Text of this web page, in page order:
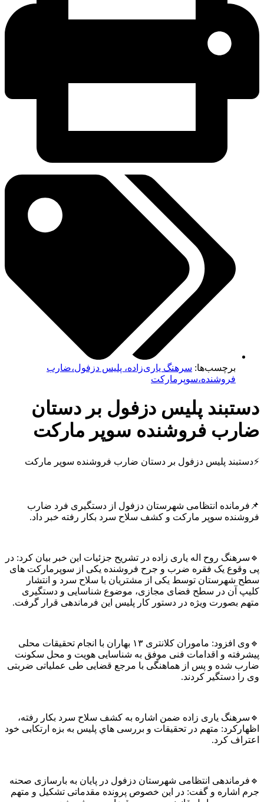
برچسب‌ها:سرهنگ یاری‌زاده، پلیس دزفول،ضارب
فروشنده،سوپرمارکت
پلیس دزفول بر دستان
فروشنده سوپر مارکت
پلیس دزفول بر دستان ضارب فروشنده سوپر مارکت
انتظامی شهرستان دزفول از دستگیری فرد ضارب
سوپر مارکت و کشف سلاح سرد بکار رفته خبر داد.
روح اله یاری زاده در تشریح جزئیات این خبر بیان کرد: در
یک فقره ضرب و جرح فروشنده یکی از سوپرمارکت های
توسط یکی از مشتریان با سلاح سرد و انتشار
آن در سطح فضای مجازی، موضوع شناسایی و دستگیری
بصورت ویژه در دستور کار پلیس این فرماندهی قرار گرفت.
🔹وی افزود: ماموران کلانتری ۱۳ بهاران با انجام تحقیقات محلی
و اقدامات فنی موفق به شناسایی هویت و محل سکونت
شده و پس از هماهنگی با مرجع قضایی طی عملیاتی ضربتی
دستگیر کردند.
یاری زاده ضمن اشاره به کشف سلاح سرد بکار رفته،
متهم در تحقیقات و بررسی هاي پلیس به بزه ارتکابی خود
کرد.
انتظامی شهرستان دزفول در پایان به بارسازی صحنه
و گفت: در این خصوص پرونده مقدماتی تشکیل و متهم